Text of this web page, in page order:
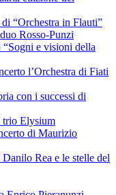
“Orchestra in Flauti”
Rosso-Punzi
e visioni della
l’Orchestra di Fiati
con i successi di
trio Elysium
di Maurizio
Rea e le stelle del